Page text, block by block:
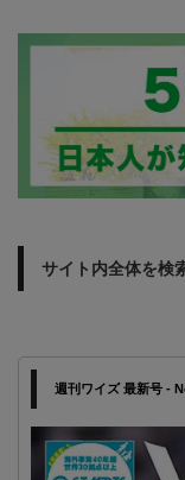
サイト内全体を検
週刊ワイズ 最新号 -